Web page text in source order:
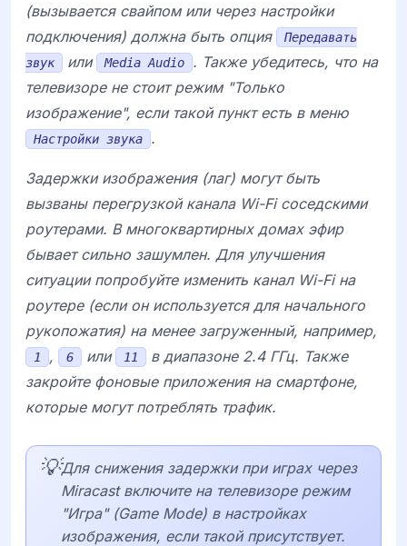
(вызывается свайпом или через настройки
подключения) должна быть опция
Передавать
звук
или Media Audio
. Также убедитесь, что на
телевизоре не стоит режим "Только
изображение", если такой пункт есть в меню
Настройки звука .
Задержки изображения (лаг) могут быть
вызваны перегрузкой канала Wi-Fi соседскими
роутерами. В многоквартирных домах эфир
бывает сильно зашумлен. Для улучшения
ситуации попробуйте изменить канал Wi-Fi на
роутере (если он используется для начального
рукопожатия) на менее загруженный, например,
1 , 6 или 11
в диапазоне 2.4 ГГц. Также
закройте фоновые приложения на смартфоне,
которые могут потреблять трафик.
💡Для снижения задержки при играх через
Miracast включите на телевизоре режим
"Игра" (Game Mode) в настройках
изображения, если такой присутствует.